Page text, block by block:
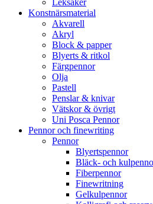
Leksaker
Konstnärsmaterial
Akvarell
Akryl
Block & papper
Blyerts & ritkol
Färgpennor
Olja
Pastell
Penslar & knivar
Vätskor & övrigt
Uni Posca Pennor
Pennor och finewriting
Pennor
Blyertspennor
Bläck- och
Fiberpennor
Finewritning
Gelkulpennor